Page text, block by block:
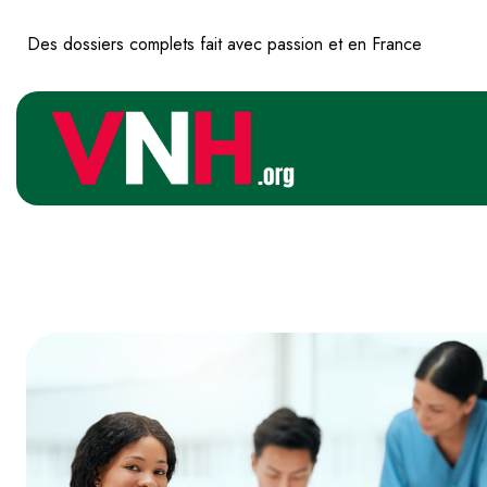
Des dossiers complets fait avec passion et en France